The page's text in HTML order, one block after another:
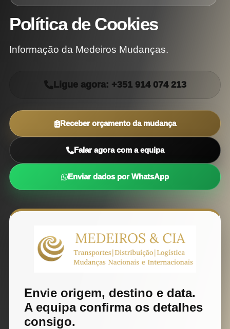
Política de Cookies
Informação da Medeiros Mudanças.
Ligue agora: +351 914 074 213
Receber orçamento da mudança
Falar agora com a equipa
Enviar dados por WhatsApp
Envie origem, destino e data.
A equipa confirma os detalhes
consigo.